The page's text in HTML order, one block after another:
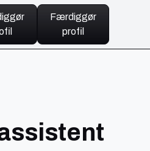
Færdiggør
profil